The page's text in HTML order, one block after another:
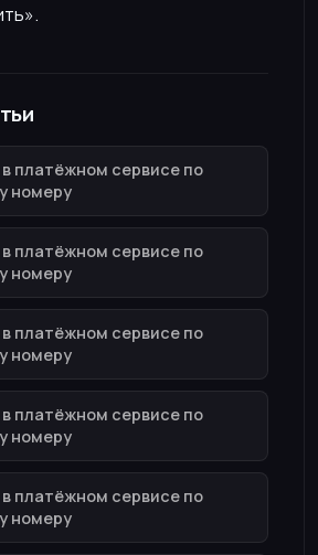
платёжном сервисе по
номеру
платёжном сервисе по
номеру
платёжном сервисе по
номеру
платёжном сервисе по
номеру
платёжном сервисе по
номеру